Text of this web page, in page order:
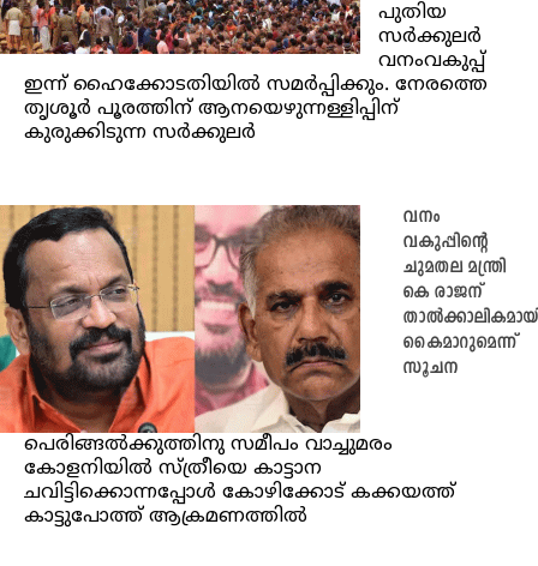
പുതിയ
സര്‍ക്കുലര്‍
വനംവകുപ്പ്
ഇന്ന് ഹൈക്കോടതിയില്‍ സമര്‍പ്പിക്കും. നേരത്തെ
തൃശൂർ പൂരത്തിന് ആനയെഴുന്നള്ളിപ്പിന്
കുരുക്കിടുന്ന സര്‍ക്കുലര്‍
വനം
വകുപ്പിന്റെ
ചുമതല മന്ത്രി
കെ രാജന്
കൈമാറുമെന്ന്
സൂചന
പെരിങ്ങല്‍ക്കുത്തിനു സമീപം വാച്ചുമരം
കോളനിയില്‍ സ്ത്രീയെ കാട്ടാന
ചവിട്ടിക്കൊന്നപ്പോൾ കോഴിക്കോട് കക്കയത്ത്
കാട്ടുപോത്ത് ആക്രമണത്തില്‍